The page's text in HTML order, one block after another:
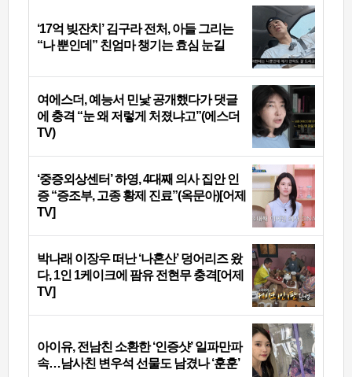
‘17억 빚잔치’ 김구라 전처, 아들 그리는
“나 뿐인데” 친엄마 챙기는 효심 눈길
여에스더, 예능서 민낯 공개했다가 댓글
에 충격 “눈 왜 저렇게 처졌냐고”(에스더
TV)
‘중증외상센터’ 하영, 4대째 의사 집안 인
증 “증조부, 고종 황제 진료”(옥문아)[어제
TV]
박나래 이장우 떠난 ‘나혼산’ 덩어리즈 왔
다, 1인 1케이크에 팜유 전현무 충격[어제
TV]
아이유, 전남친 소환한 ‘인증샷’ 일파만파
속…남사친 변우석 선물도 남겼나 ‘훈훈’